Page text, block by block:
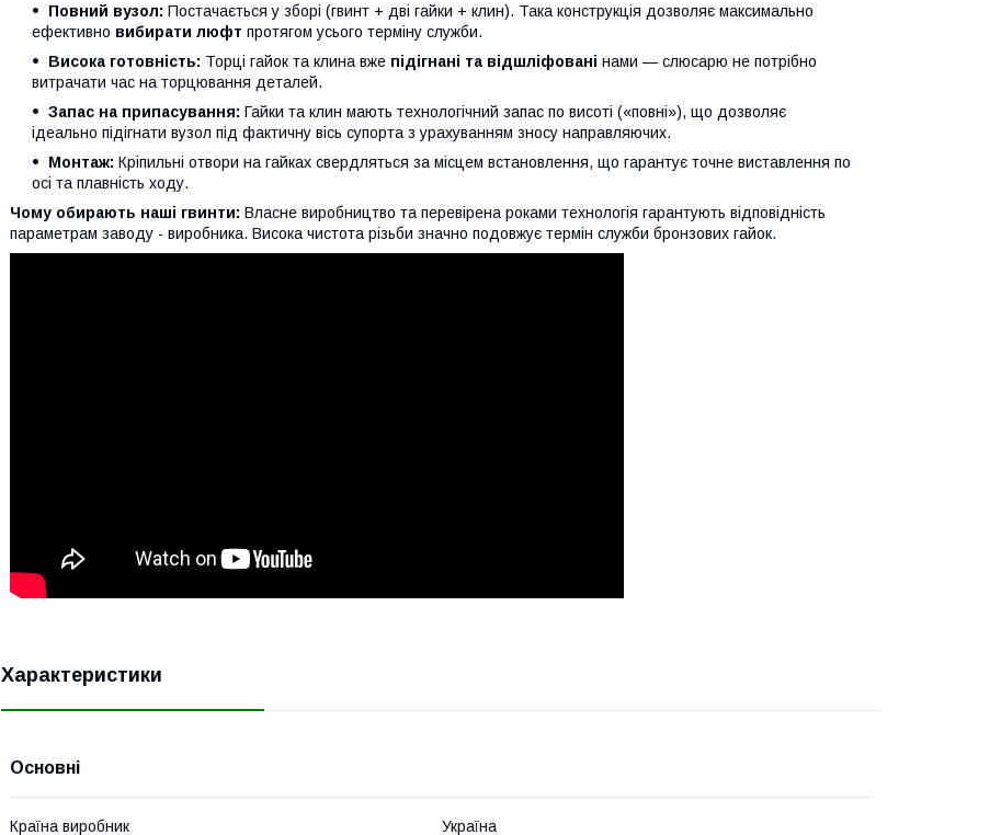
Повний вузол: Постачається у зборі (гвинт + дві гайки + клин). Така конструкція дозволяє максимально
ефективно вибирати люфт протягом усього терміну служби.
Висока готовність: Торці гайок та клина вже підігнані та відшліфовані нами — слюсарю не потрібно
витрачати час на торцювання деталей.
Запас на припасування: Гайки та клин мають технологічний запас по висоті («повні»), що дозволяє
ідеально підігнати вузол під фактичну вісь супорта з урахуванням зносу направляючих.
Монтаж: Кріпильні отвори на гайках свердляться за місцем встановлення, що гарантує точне виставлення по
осі та плавність ходу.
Чому обирають наші гвинти: Власне виробництво та перевірена роками технологія гарантують відповідність
параметрам заводу - виробника. Висока чистота різьби значно подовжує термін служби бронзових гайок.
Характеристики
Основні
Країна виробник Україна